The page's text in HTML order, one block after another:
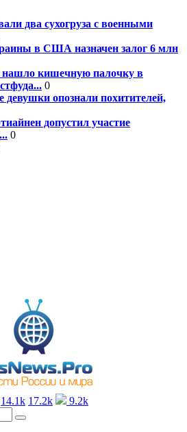
два сухогруза с военными
в США назначен залог 6 млн
нашло кишечную палочку в
0
опознали похитителей,
допустил участие
0
14.1k 17.2k 9.2k